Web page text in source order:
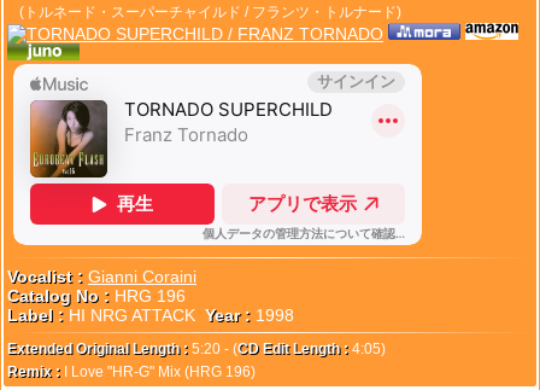
(トルネード・スーパーチャイルド / フランツ・トルナード)
Vocalist : Gianni Coraini
Catalog No : HRG 196
Label : HI NRG ATTACK Year : 1998
Extended Original Length : 5:20 - (CD Edit Length : 4:05)
Remix :
I Love "HR-G" Mix (HRG 196)